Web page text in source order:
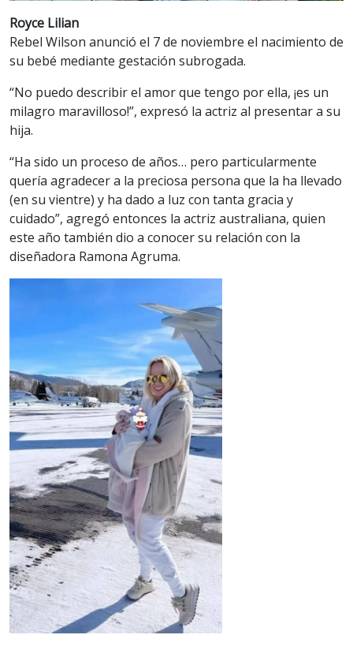
Royce Lilian
Rebel Wilson anunció el 7 de noviembre el nacimiento de
su bebé mediante gestación subrogada.
“No puedo describir el amor que tengo por ella, ¡es un
milagro maravilloso!”, expresó la actriz al presentar a su
hija.
“Ha sido un proceso de años… pero particularmente
quería agradecer a la preciosa persona que la ha llevado
(en su vientre) y ha dado a luz con tanta gracia y
cuidado”, agregó entonces la actriz australiana, quien
este año también dio a conocer su relación con la
diseñadora Ramona Agruma.